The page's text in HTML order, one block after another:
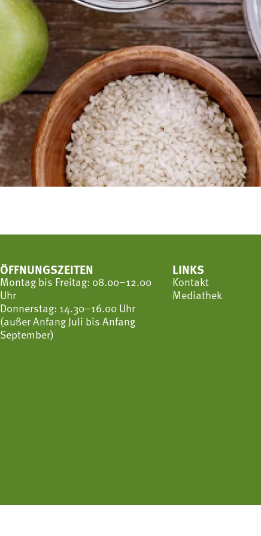
ÖFFNUNGSZEITEN
Montag bis Freitag: 08.00–12.00
Uhr
Donnerstag: 14.30–16.00 Uhr
(außer Anfang Juli bis Anfang
September)
LINKS
Kontakt
Mediathek